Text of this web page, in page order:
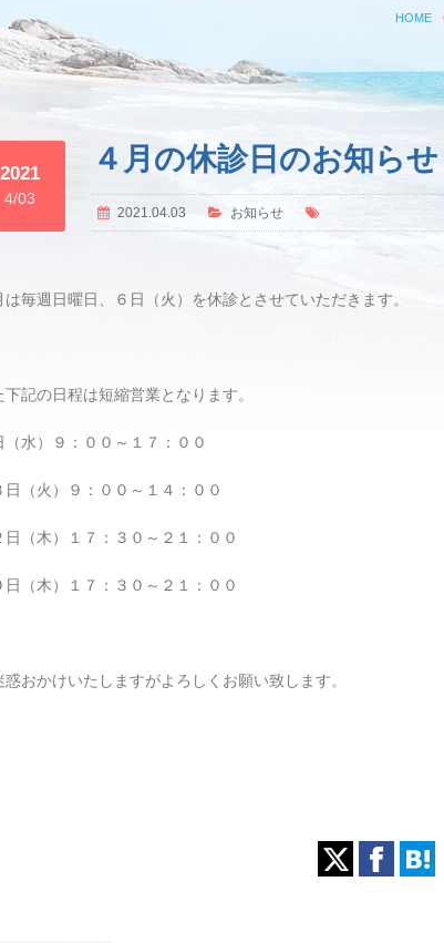
HOME
2021
4/03
４月の休診日のお知らせ
2021.04.03 お知らせ
は毎週日曜日、６日（火）を休診とさせていただきます。
下記の日程は短縮営業となります。
（水）９：００～１７：００
日（火）９：００～１４：００
日（木）１７：３０～２１：００
日（木）１７：３０～２１：００
惑おかけいたしますがよろしくお願い致します。